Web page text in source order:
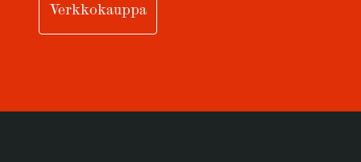
Verkkokauppa